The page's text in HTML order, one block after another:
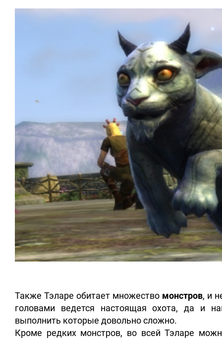
Также Тэларе обитает множество монстров, и
головами ведется настоящая охота, да и
выполнить которые довольно сложно.
Кроме редких монстров, во всей Тэларе